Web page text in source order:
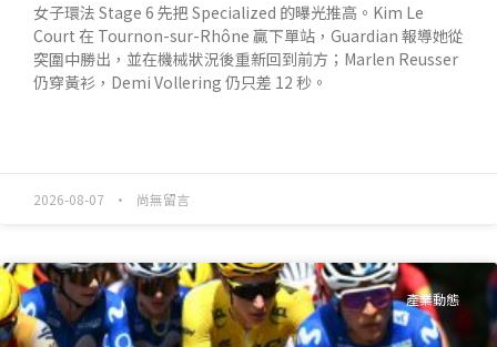
女子環法 Stage 6 先把 Specialized 的曝光推高。Kim Le
Court 在 Tournon-sur-Rhône 贏下單站，Guardian 報導她從
突圍中勝出，並在機械狀況後重新回到前方；Marlen Reusser
仍穿黃衫，Demi Vollering 仍只差 12 秒。
2026-08-07 尚無留言
產業動態